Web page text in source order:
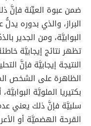
ضمن عبوة العيِّنة فإنَّ
البراز، والذي بدوره
البوابيَّة، ومن الجدير
تظهر نتائج إيجابيَّة
النتيجة إيجابيَّة فإنَّ
الظاهرة على الشخص
بكتيريا الملويَّة
سلبيَّة فإنَّ ذلك يعني
القرحة الهضميَّة أو